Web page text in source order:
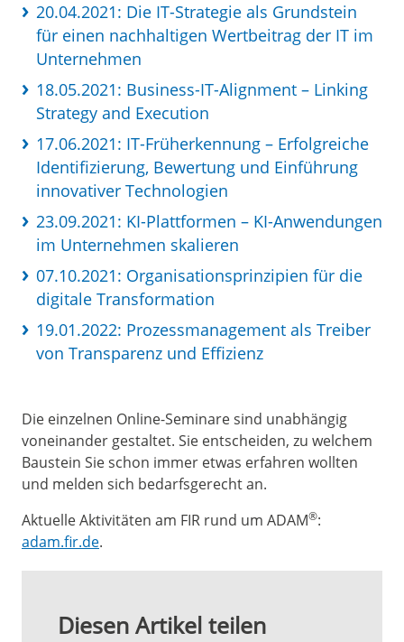
20.04.2021: Die IT-Strategie als Grundstein
für einen nachhaltigen Wertbeitrag der IT im
Unternehmen
18.05.2021: Business-IT-Alignment – Linking
Strategy and Execution
17.06.2021: IT-Früherkennung – Erfolgreiche
Identifizierung, Bewertung und Einführung
innovativer Technologien
23.09.2021: KI-Plattformen – KI-Anwendungen
im Unternehmen skalieren
07.10.2021: Organisationsprinzipien für die
digitale Transformation
19.01.2022: Prozessmanagement als Treiber
von Transparenz und Effizienz
Die einzelnen Online-Seminare sind unabhängig
voneinander gestaltet. Sie entscheiden, zu welchem
Baustein Sie schon immer etwas erfahren wollten
und melden sich bedarfsgerecht an.
Aktuelle Aktivitäten am FIR rund um ADAM®:
adam.fir.de.
Diesen Artikel teilen